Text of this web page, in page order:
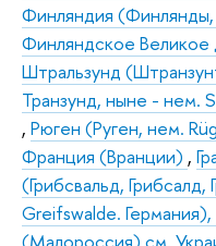
Финляндия
Финляндское Великое
Штральзунд
Транзунд, ныне - нем.
, Рюген (Руген, нем.
Франция (Вранции) ,
(Грибсвальд, Грибсалд,
Greifswalde. Германия),